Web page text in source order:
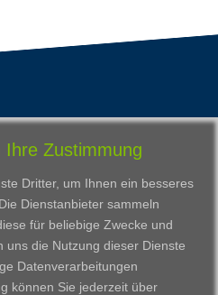
am Main
Bildungsangebot
Ausbildung
Zertifikatslehrgänge
Fortbildung
Ihre Zustimmung
Dritter, um Ihnen ein besseres
Dienstanbieter sammeln
für beliebige Zwecke und
uns die Nutzung dieser Dienste
Datenverarbeitungen
können Sie jederzeit über